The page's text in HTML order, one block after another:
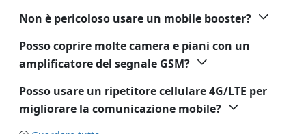
Non è pericoloso usare un mobile booster?
Posso coprire molte camera e piani con un
amplificatore del segnale GSM?
Posso usare un ripetitore cellulare 4G/LTE per
migliorare la comunicazione mobile?